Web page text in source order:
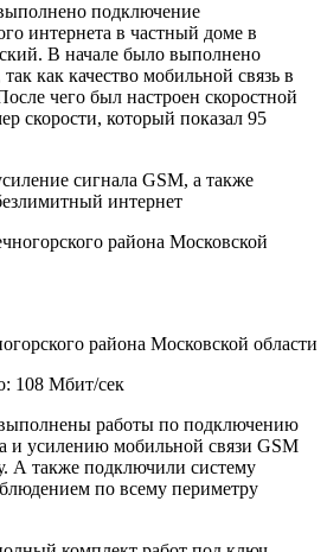
подключение
интернета в частный доме в
В начале было выполнено
как качество мобильной связь в
чего был настроен скоростной
скорости, который показал 95
сигнала GSM, а также
интернет
района Московской области
108 Мбит/сек
работы по подключению
и усилению мобильной связи GSM
А также подключили систему
по всему периметру